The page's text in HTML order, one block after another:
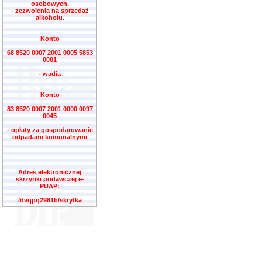
osobowych,
- zezwolenia na sprzedaż
alkoholu.
Konto
68 8520 0007 2001 0005 5853
0001
- wadia
Konto
83 8520 0007 2001 0000 0097
0045
- opłaty za gospodarowanie
odpadami komunalnymi
Adres elektronicznej
skrzynki podawczej e-
PUAP:
/dvqpq2981b/skrytka